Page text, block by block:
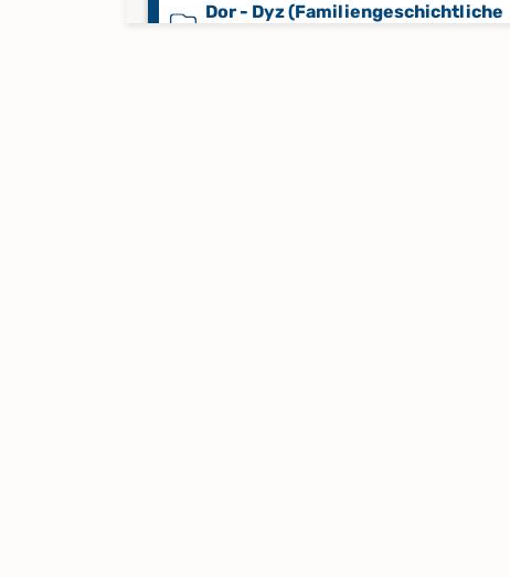
Dor - Dyz (Familiengeschichtliche